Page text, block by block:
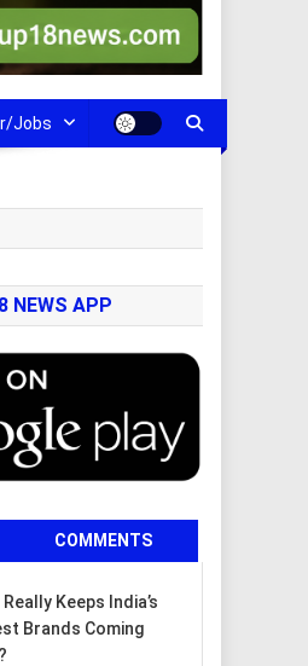
Jobs
NEWS APP
COMMENTS
Keeps India’s
Brands Coming